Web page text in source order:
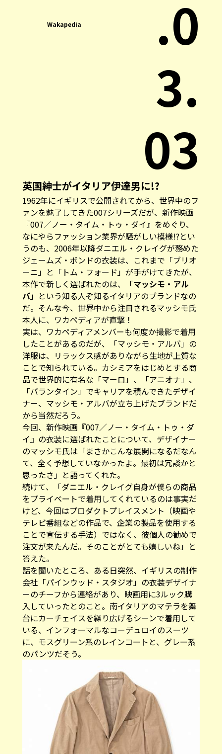
Wakapedia
.0
3.
03
英国紳士がイタリア伊達男に!?
1962年にイギリスで公開されてから、世界中のフ
ァンを魅了してきた007シリーズだが、新作映画
『007／ノー・タイム・トゥ・ダイ』 をめぐり、
なにやらファッション業界が騒がしい模様!?とい
うのも、2006年以降ダニエル・クレイグが務めた
ジェームズ・ボンドの衣装は、これまで「ブリオ
ーニ」と「トム・フォード」が手がけてきたが、
本作で新しく選ばれたのは、「マッシモ・アル
バ」という知る人ぞ知るイタリアのブランドなの
だ。そんな今、世界中から注目されるマッシモ氏
本人に、ワカペディアが直撃！
実は、ワカペディアメンバーも何度か撮影で着用
したことがあるのだが、「マッシモ・アルバ」の
洋服は、リラックス感がありながら生地が上質な
ことで知られている。カシミアをはじめとする商
品で世界的に有名な「マーロ」、「アニオナ」、
「バランタイン」でキャリアを積んできたデザイ
ナー、マッシモ・アルバが立ち上げたブランドだ
から当然だろう。
今回、新作映画『007／ノー・タイム・トゥ・ダ
イ』の衣装に選ばれたことについて、デザイナー
のマッシモ氏は「まさかこんな展開になるだなん
て、全く予想していなかったよ。最初は冗談かと
思ったさ」と語ってくれた。
続けて、「ダニエル・クレイグ自身が僕らの商品
をプライベートで着用してくれているのは事実だ
けど、今回はプロダクトプレイスメント（映画や
テレビ番組などの作品で、企業の製品を使用する
ことで宣伝する手法）ではなく、彼個人の勧めで
注文が来たんだ。そのことがとても嬉しいね」と
答えた。
話を聞いたところ、ある日突然、イギリスの制作
会社「パインウッド・スタジオ」の衣装デザイナ
ーのチーフから連絡があり、映画用に3ルック購
入していったとのこと。南イタリアのマテラを舞
台にカーチェイスを繰り広げるシーンで着用して
いる、インフォーマルなコーデュロイのスーツ
に、モスグリーン系のレインコートと、グレー系
のパンツだそう。